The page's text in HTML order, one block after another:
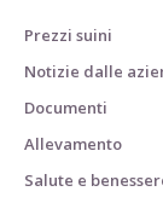
Prezzi suini
Notizie dalle
Documenti
Allevamento
Salute e